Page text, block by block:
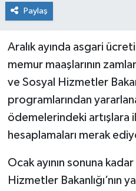
Paylaş
Aralık ayında asgari
memur maaşlarının
ve Sosyal Hizmetler
programlarından
ödemelerindeki artışlara
hesaplamaları merak
Ocak ayının sonuna
Hizmetler Bakanlığı’nın